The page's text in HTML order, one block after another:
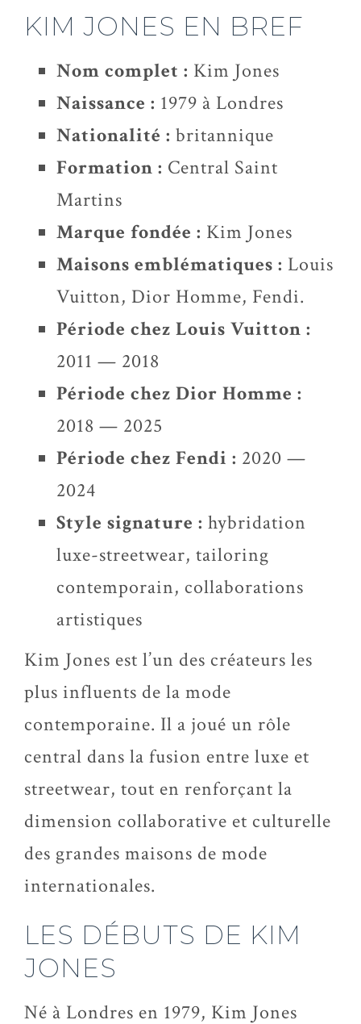
KIM JONES EN BREF
Nom complet : Kim Jones
Naissance : 1979 à Londres
Nationalité : britannique
Formation : Central Saint
Martins
Marque fondée : Kim Jones
Maisons emblématiques : Louis
Vuitton, Dior Homme, Fendi.
Période chez Louis Vuitton :
2011 — 2018
Période chez Dior Homme :
2018 — 2025
Période chez Fendi : 2020 —
2024
Style signature : hybridation
luxe-streetwear, tailoring
contemporain, collaborations
artistiques
Kim Jones est l’un des créateurs les
plus influents de la mode
contemporaine. Il a joué un rôle
central dans la fusion entre luxe et
streetwear, tout en renforçant la
dimension collaborative et culturelle
des grandes maisons de mode
internationales.
LES DÉBUTS DE KIM
JONES
Né à Londres en 1979, Kim Jones